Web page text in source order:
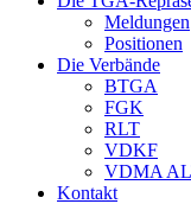
Meldungen
Positionen
Die Verbände
BTGA
FGK
RLT
VDKF
VDMA
Kontakt